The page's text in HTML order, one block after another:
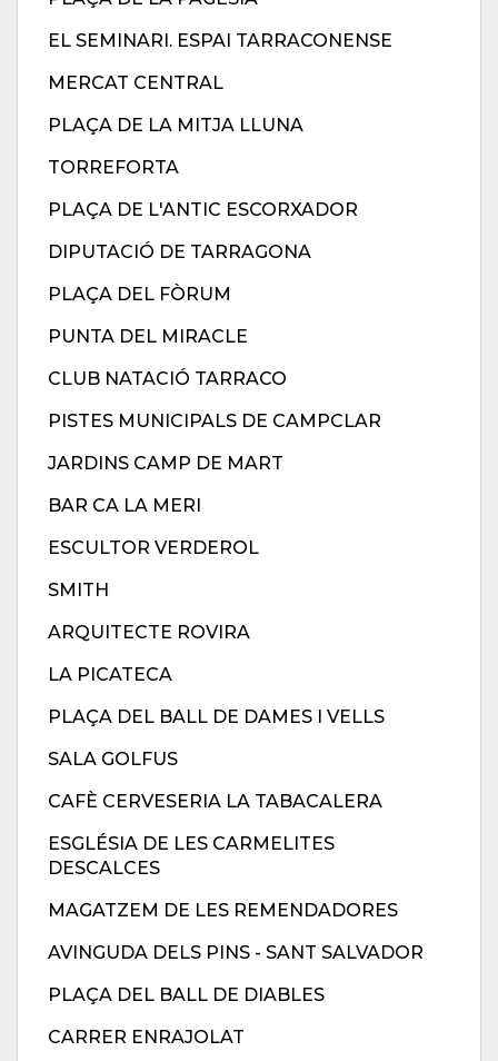
EL SEMINARI. ESPAI TARRACONENSE
MERCAT CENTRAL
PLAÇA DE LA MITJA LLUNA
TORREFORTA
PLAÇA DE L'ANTIC ESCORXADOR
DIPUTACIÓ DE TARRAGONA
PLAÇA DEL FÒRUM
PUNTA DEL MIRACLE
CLUB NATACIÓ TARRACO
PISTES MUNICIPALS DE CAMPCLAR
JARDINS CAMP DE MART
BAR CA LA MERI
ESCULTOR VERDEROL
SMITH
ARQUITECTE ROVIRA
LA PICATECA
PLAÇA DEL BALL DE DAMES I VELLS
SALA GOLFUS
CAFÈ CERVESERIA LA TABACALERA
ESGLÉSIA DE LES CARMELITES
DESCALCES
MAGATZEM DE LES REMENDADORES
AVINGUDA DELS PINS - SANT SALVADOR
PLAÇA DEL BALL DE DIABLES
CARRER ENRAJOLAT